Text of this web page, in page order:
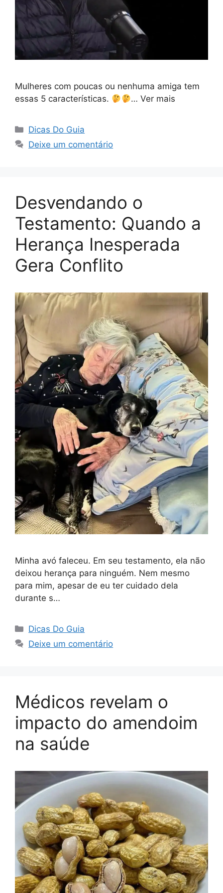
Mulheres com poucas ou nenhuma amiga tem
essas 5 características.
… Ver mais
Categorias
Dicas Do Guia
Deixe um comentário
Desvendando o
Testamento: Quando a
Herança Inesperada
Gera Conflito
Minha avó faleceu. Em seu testamento, ela não
deixou herança para ninguém. Nem mesmo
para mim, apesar de eu ter cuidado dela
durante s…
Categorias
Dicas Do Guia
Deixe um comentário
Médicos revelam o
impacto do amendoim
na saúde